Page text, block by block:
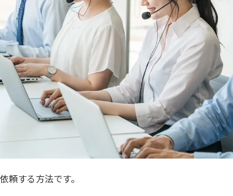
頼する方法です。